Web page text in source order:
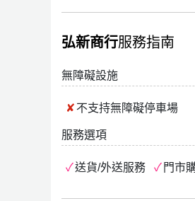
弘新商行服務指南
無障礙設施
不支持無障礙停車場
服務選項
送貨/外送服務 門市